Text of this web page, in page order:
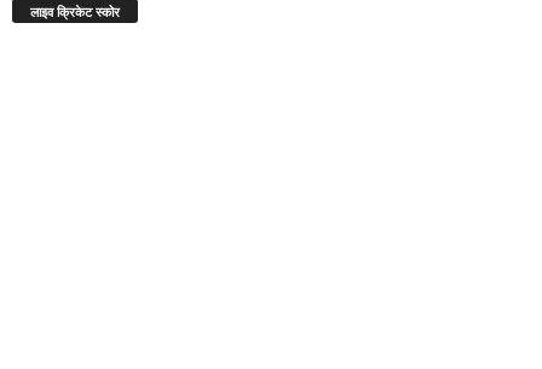
लाइव क्रिकेट स्कोर